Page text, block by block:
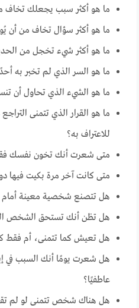
ما هو أكثر سبب يجعلك تخاف
ما هو أكثر سؤال تخاف من أن
ما هو أكثر شيء تخجل من
ما هو السر الذي لم تخبر به
ما هو الشيء الذي تحاول أن
ما هو القرار الذي تتمنى
للاعتراف به؟
متى شعرت أنك تخون نفسك
متى كانت آخر مرة بكيت فيها
هل تتصنع شخصية معينة
هل تظن أنك تستحق الشخص
هل تعيش كما تتمنى، أم فقط
هل شعرت يومًا أنك السبب في
عاطفيًا؟
هل هناك شخص تتمنى لو لم